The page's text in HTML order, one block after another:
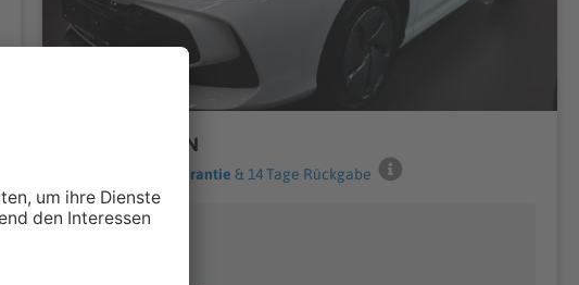
MG MGA KTION
12 Monate Garantie & 14 Tage Rückgabe
CC Automobile